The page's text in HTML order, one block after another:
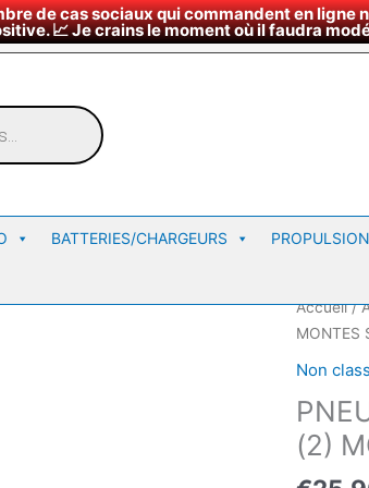
de cas sociaux qui commandent en
📈 Je crains le moment où il faudra
¤Horaires du magasin ∇
BATTERIES/CHARGEURS PROPULSION
Accueil/
MONTES
Non
(2)